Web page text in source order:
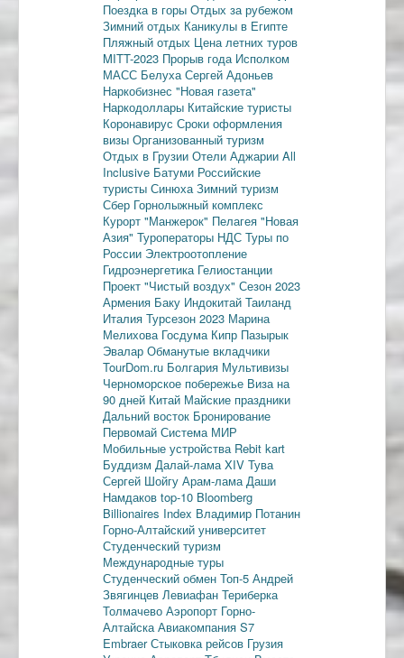
Поездка в горы Отдых за рубежом
Зимний отдых Каникулы в Египте
Пляжный отдых Цена летних туров
MITT-2023 Прорыв года Исполком
МАСС Белуха Сергей Адоньев
Наркобизнес "Новая газета"
Наркодоллары Китайские туристы
Коронавирус Сроки оформления
визы Организованный туризм
Отдых в Грузии Отели Аджарии All
Inclusive Батуми Российские
туристы Синюха Зимний туризм
Сбер Горнолыжный комплекс
Курорт "Манжерок" Пелагея "Новая
Азия" Туроператоры НДС Туры по
России Электроотопление
Гидроэнергетика Гелиостанции
Проект "Чистый воздух" Сезон 2023
Армения Баку Индокитай Таиланд
Италия Турсезон 2023 Марина
Мелихова Госдума Кипр Пазырык
Эвалар Обманутые вкладчики
TourDom.ru Болгария Мультивизы
Черноморское побережье Виза на
90 дней Китай Майские праздники
Дальний восток Бронирование
Первомай Система МИР
Мобильные устройства Rebit kart
Буддизм Далай-лама XIV Тува
Сергей Шойгу Арам-лама Даши
Намдаков top-10 Bloomberg
Billionaires Index Владимир Потанин
Горно-Алтайский университет
Студенческий туризм
Международные туры
Студенческий обмен Топ-5 Андрей
Звягинцев Левиафан Териберка
Толмачево Аэропорт Горно-
Алтайска Авиакомпания S7
EmbraerСтыковка рейсов Грузия